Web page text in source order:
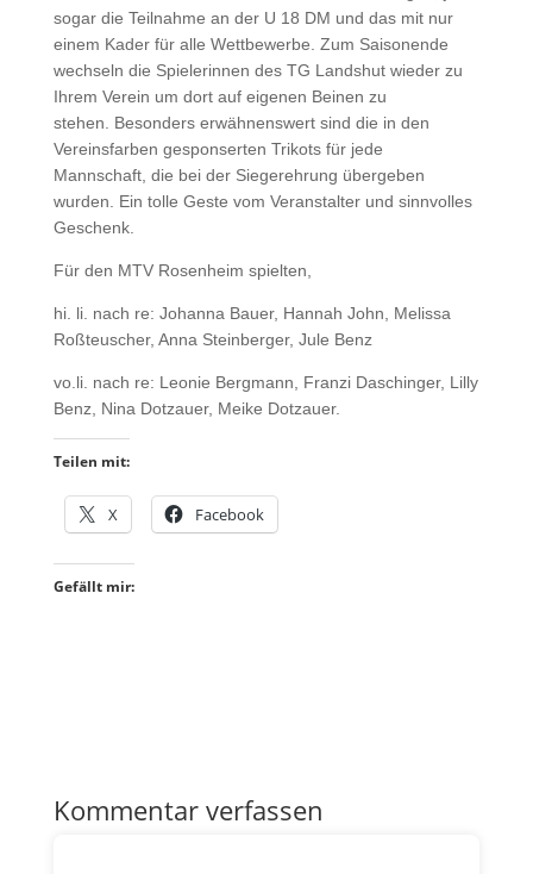
sogar die Teilnahme an der U 18 DM und das mit nur
einem Kader für alle Wettbewerbe. Zum Saisonende
wechseln die Spielerinnen des TG Landshut wieder zu
Ihrem Verein um dort auf eigenen Beinen zu
stehen. Besonders erwähnenswert sind die in den
Vereinsfarben gesponserten Trikots für jede
Mannschaft, die bei der Siegerehrung übergeben
wurden. Ein tolle Geste vom Veranstalter und sinnvolles
Geschenk.
Für den MTV Rosenheim spielten,
hi. li. nach re: Johanna Bauer, Hannah John, Melissa
Roßteuscher, Anna Steinberger, Jule Benz
vo.li. nach re: Leonie Bergmann, Franzi Daschinger, Lilly
Benz, Nina Dotzauer, Meike Dotzauer.
Teilen mit:
X Facebook
Gefällt mir:
Kommentar verfassen